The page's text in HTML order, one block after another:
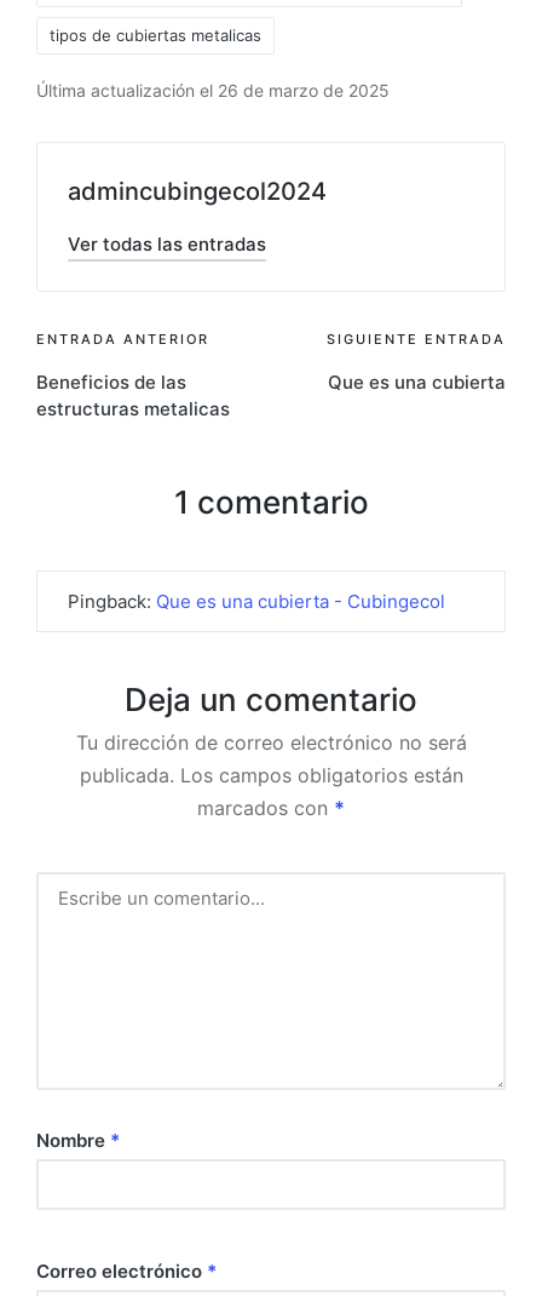
tipos de cubiertas metalicas
Última actualización el 26 de marzo de 2025
admincubingecol2024
Ver todas las entradas
ENTRADA ANTERIOR
Beneficios de las
estructuras metalicas
SIGUIENTE ENTRADA
Que es una cubierta
1 comentario
Pingback: Que es una cubierta - Cubingecol
Deja un comentario
Tu dirección de correo electrónico no será
publicada. Los campos obligatorios están
marcados con *
Nombre *
Correo electrónico *